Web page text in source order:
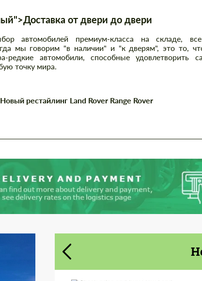
от двери до двери
автомобилей премиум-класса на складе,
мы говорим "в наличии" и "к дверям", это то,
автомобили, способные удовлетворить
точку мира.
рестайлинг Land Rover Range Rover
Заказать обратный
Please use this form to fill in some
information for your price request. We
Cогласиться на обработку
персональных данных
СВЯЖИТЕСЬ СО МНОЙ
Заказать обратный
Please use this form to fill in some
information for your price request. We
Cогласиться на обработку
персональных данных
СВЯЖИТЕСЬ СО МНОЙ